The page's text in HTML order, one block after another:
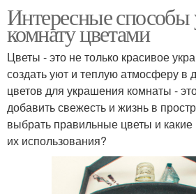
Интересные способы
комнату цветами
Цветы - это не только красивое
создать уют и теплую атмосферу в
цветов для украшения комнаты -
добавить свежесть и жизнь в
выбрать правильные цветы и
их использования?